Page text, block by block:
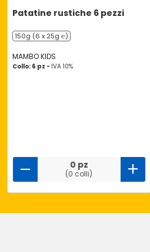
Patatine rustiche 6 pezzi
150g (6 x 25g ℮)
MAMBO KIDS
Collo: 6 pz - IVA 10%
0 pz
(0 colli)